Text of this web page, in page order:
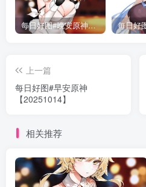
每日好图#晚安原神【221015】
上一篇
每日好图#早安原神
【20251014】
相关推荐